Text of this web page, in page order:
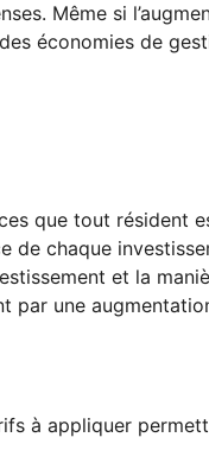
Même si
économies de
que tout résident
de chaque
et la
une
à appliquer